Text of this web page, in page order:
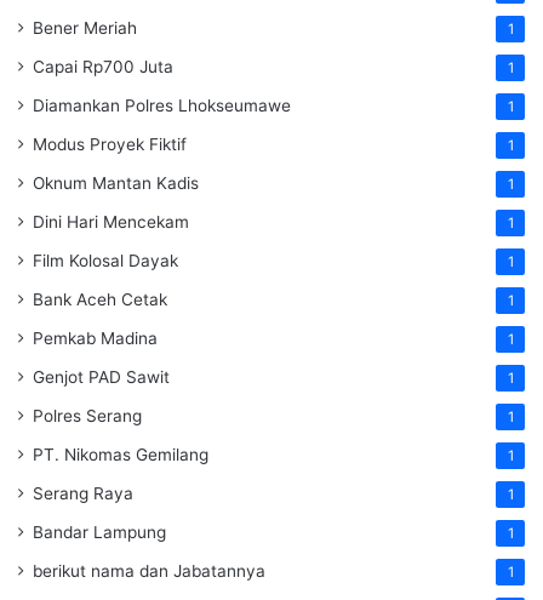
Bener Meriah 1
Capai Rp700 Juta 1
Diamankan Polres Lhokseumawe 1
Modus Proyek Fiktif 1
Oknum Mantan Kadis 1
Dini Hari Mencekam 1
Film Kolosal Dayak 1
Bank Aceh Cetak 1
Pemkab Madina 1
Genjot PAD Sawit 1
Polres Serang 1
PT. Nikomas Gemilang 1
Serang Raya 1
Bandar Lampung 1
berikut nama dan Jabatannya 1